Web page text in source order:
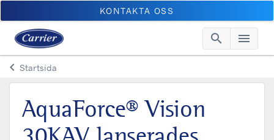
KONTAKTA OSS
search menu
keyboard_arrow_leftArrow back
Startsida
AquaForce® Vision